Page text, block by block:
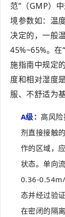
范”（GMP）
境参数如：温
决定的，一般
45%~65%。
施指南中规定
度和相对湿度
服、不舒适为
A级：高风
剂直接接触
作的区域，
状态。单向
0.36-0.54m/
态并经过验证
在密闭的隔